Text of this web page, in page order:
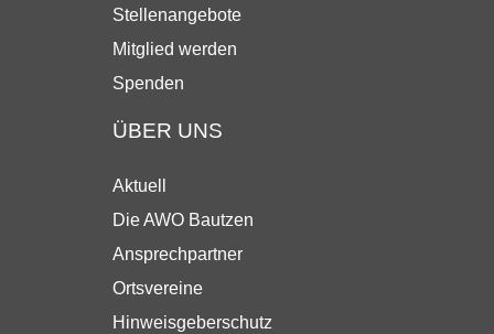
Stellenangebote
Mitglied werden
Spenden
ÜBER UNS
Aktuell
Die AWO Bautzen
Ansprechpartner
Ortsvereine
Hinweisgeberschutz